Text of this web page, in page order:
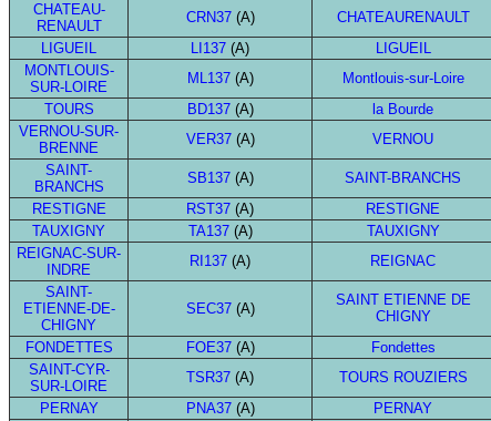
CHATEAU-
RENAULT
CRN37(A) CHATEAURENAULT
LIGUEIL LI137 (A) LIGUEIL
MONTLOUIS-
SUR-LOIRE
ML137(A) Montlouis-sur-Loire
TOURS BD137(A) la Bourde
VERNOU-SUR-
BRENNE
VER37(A) VERNOU
SAINT-
BRANCHS
SB137(A) SAINT-BRANCHS
RESTIGNE RST37 (A) RESTIGNE
TAUXIGNY TA137(A) TAUXIGNY
REIGNAC-SUR-
INDRE
RI137 (A) REIGNAC
SAINT-
ETIENNE-DE-
CHIGNY
SEC37(A)
SAINT ETIENNE DE
CHIGNY
FONDETTES FOE37(A) Fondettes
SAINT-CYR-
SUR-LOIRE
TSR37 (A) TOURS ROUZIERS
PERNAY PNA37(A) PERNAY